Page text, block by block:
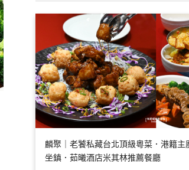
麟聚｜老饕私藏台北頂級粵菜．港籍主
坐鎮．茹曦酒店米其林推薦餐廳